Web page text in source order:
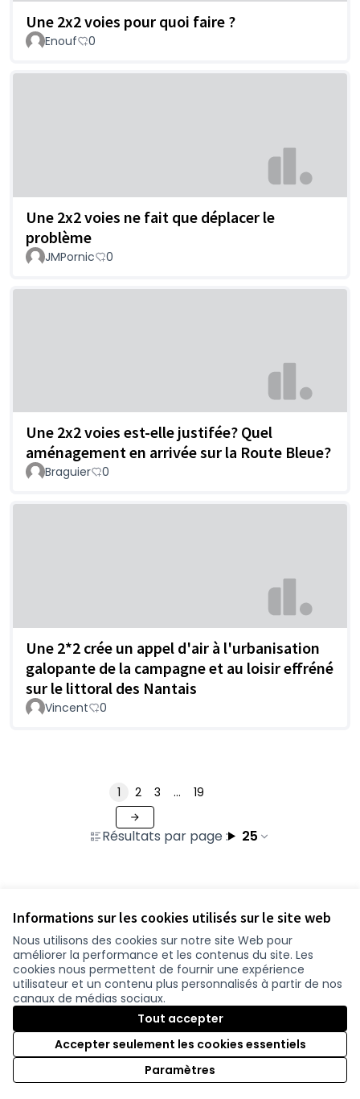
Informations sur les cookies utilisés sur le site web
Nous utilisons des cookies sur notre site Web pour
améliorer la performance et les contenus du site. Les
cookies nous permettent de fournir une expérience
utilisateur et un contenu plus personnalisés à partir de nos
canaux de médias sociaux.
Tout accepter
Accepter seulement les cookies essentiels
Paramètres
Une 2x2 voies pour quoi faire ?
Enouf 0
Une 2x2 voies ne fait que déplacer le
problème
JMPornic 0
Une 2x2 voies est-elle justifée? Quel
aménagement en arrivée sur la Route Bleue?
Braguier 0
Une 2*2 crée un appel d'air à l'urbanisation
galopante de la campagne et au loisir effréné
sur le littoral des Nantais
Vincent 0
Résultats par page : 25
1 2 3 … 19
Conditions d'utilisation
Paramètres des cookies
participer.loire-atlantique.fr sur Facebook
(Nouvelle fenêtre)
participer.loire-atlantique.fr sur Instagram
(Nouvelle fenêtre)
participer.loire-atlantique.fr sur YouTube
(Nouvelle fenêtre)
Site réalisé grâce aulogiciel libre Decidim
(Nouvelle fenêtre)
.
Licence
(Nouvelle